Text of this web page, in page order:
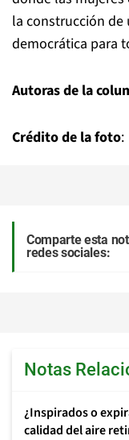
la construcción de
democrática para
Autoras de la
Crédito de la foto:
Comparte esta
redes sociales:
Notas
¿Inspirados o
calidad del aire